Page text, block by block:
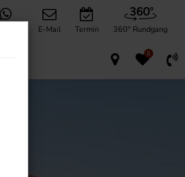
E-Mail Termin 360° Rundgang
0